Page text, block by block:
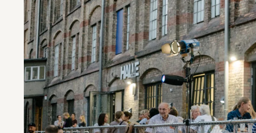
© SCHIRN, Foto: Tetyana Lux